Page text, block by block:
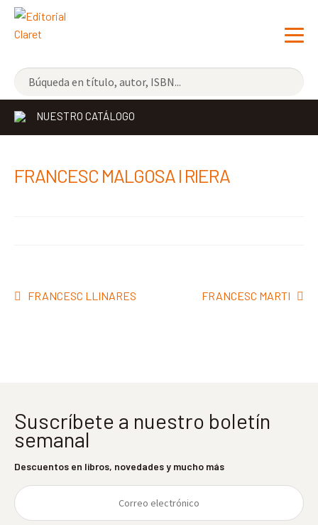
NOVEDADES
LOS MÁS VENDIDOS
NUESTRO CATÁLOGO
FRANCESC MALGOSA I RIERA
Navegación
Anterior:
FRANCESC LLINARES Siguiente:
FRANCESC MARTI
Suscríbete a nuestro boletín
semanal
Descuentos en libros, novedades y mucho más